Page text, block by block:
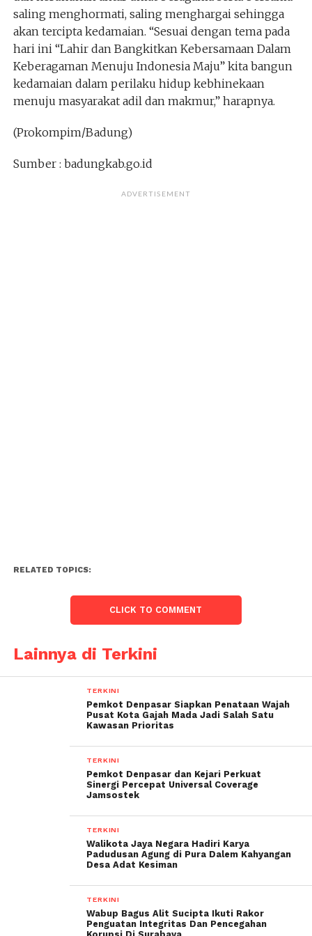
saling menghormati, saling menghargai sehingga
akan tercipta kedamaian. “Sesuai dengan tema pada
hari ini “Lahir dan Bangkitkan Kebersamaan Dalam
Keberagaman Menuju Indonesia Maju” kita bangun
kedamaian dalam perilaku hidup kebhinekaan
menuju masyarakat adil dan makmur,” harapnya.
(Prokompim/Badung)
Sumber : badungkab.go.id
ADVERTISEMENT
RELATED TOPICS:
CLICK TO COMMENT
Lainnya di Terkini
TERKINI
Pemkot Denpasar Siapkan Penataan Wajah
Pusat Kota Gajah Mada Jadi Salah Satu
Kawasan Prioritas
TERKINI
Pemkot Denpasar dan Kejari Perkuat
Sinergi Percepat Universal Coverage
Jamsostek
TERKINI
Walikota Jaya Negara Hadiri Karya
Padudusan Agung di Pura Dalem Kahyangan
Desa Adat Kesiman
TERKINI
Wabup Bagus Alit Sucipta Ikuti Rakor
Penguatan Integritas Dan Pencegahan